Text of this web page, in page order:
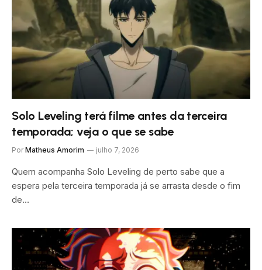
Solo Leveling terá filme antes da terceira
temporada; veja o que se sabe
Por Matheus Amorim julho 7, 2026
Quem acompanha Solo Leveling de perto sabe que a
espera pela terceira temporada já se arrasta desde o fim
de…